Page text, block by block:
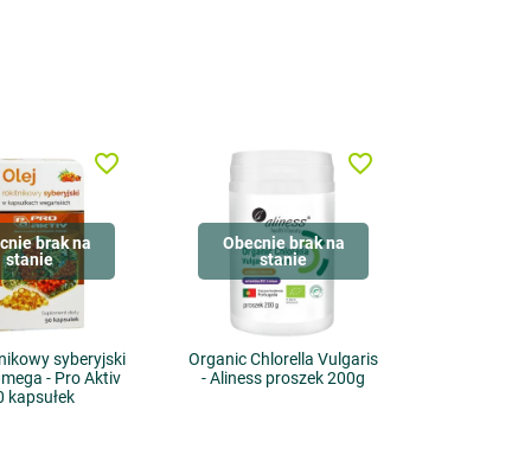
brak na
stanie
syberyjski
- Pro Aktiv
kapsułek
favorite_border
Obecnie brak na
stanie
Organic Chlorella Vulgaris
- Aliness proszek 200g
favorite_border